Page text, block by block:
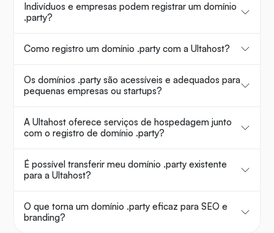
Indivíduos e empresas podem registrar um domínio
.party?
Como registro um domínio .party com a Ultahost?
Os domínios .party são acessíveis e adequados para
pequenas empresas ou startups?
A Ultahost oferece serviços de hospedagem junto
com o registro de domínio .party?
É possível transferir meu domínio .party existente
para a Ultahost?
O que torna um domínio .party eficaz para SEO e
branding?